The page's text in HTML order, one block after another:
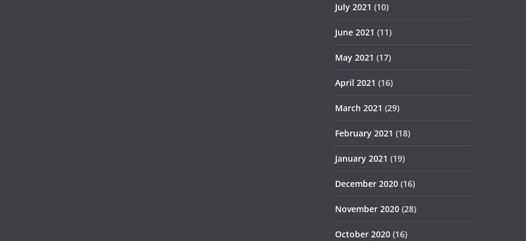
July 2021 (10)
June 2021 (11)
May 2021 (17)
April 2021 (16)
March 2021 (29)
February 2021 (18)
January 2021 (19)
December 2020 (16)
November 2020 (28)
October 2020 (16)